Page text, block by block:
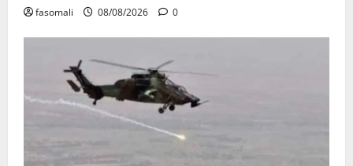
fasomali 08/08/2026 0